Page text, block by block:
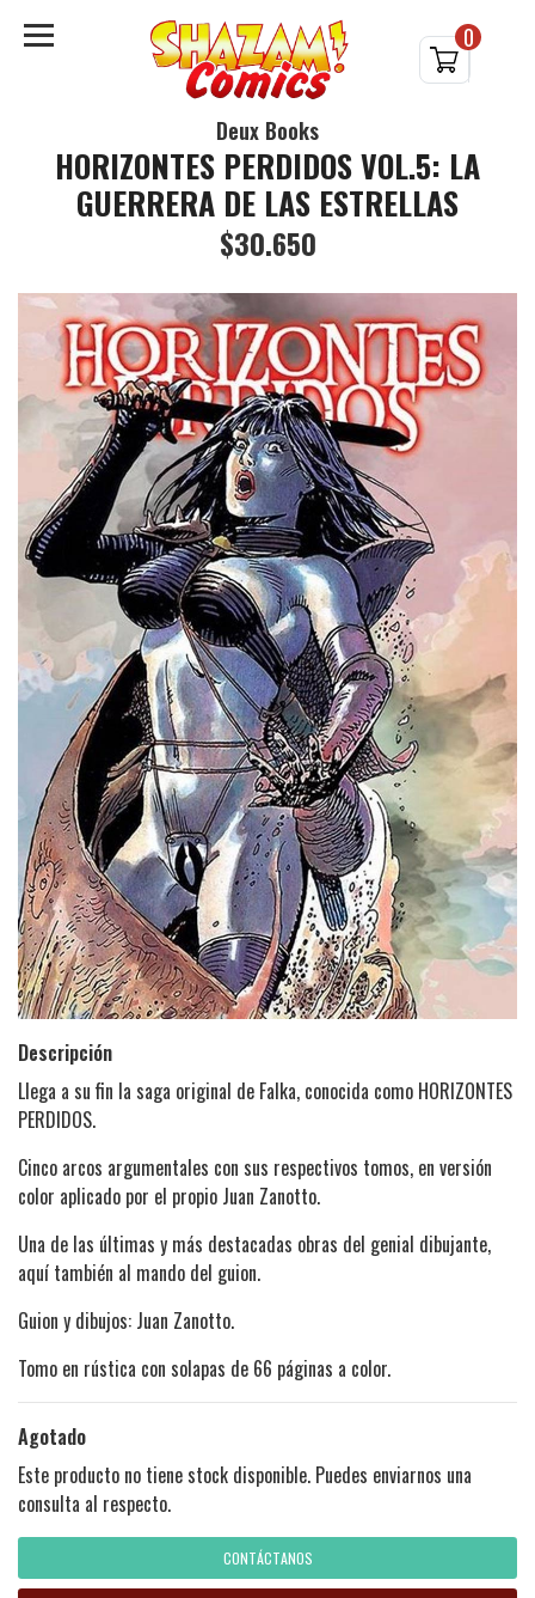
0
Deux Books
HORIZONTES PERDIDOS VOL.5: LA
GUERRERA DE LAS ESTRELLAS
$30.650
Descripción
Llega a su fin la saga original de Falka, conocida como HORIZONTES
PERDIDOS.
Cinco arcos argumentales con sus respectivos tomos, en versión
color aplicado por el propio Juan Zanotto.
Una de las últimas y más destacadas obras del genial dibujante,
aquí también al mando del guion.
Guion y dibujos: Juan Zanotto.
Tomo en rústica con solapas de 66 páginas a color.
Agotado
Este producto no tiene stock disponible. Puedes enviarnos una
consulta al respecto.
CONTÁCTANOS